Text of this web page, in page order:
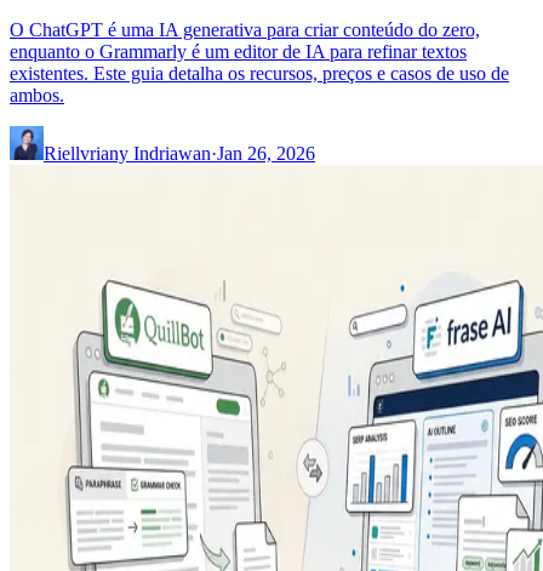
O ChatGPT é uma IA generativa para criar conteúdo do zero,
enquanto o Grammarly é um editor de IA para refinar textos
existentes. Este guia detalha os recursos, preços e casos de uso de
ambos.
Riellvriany Indriawan·Jan 26, 2026